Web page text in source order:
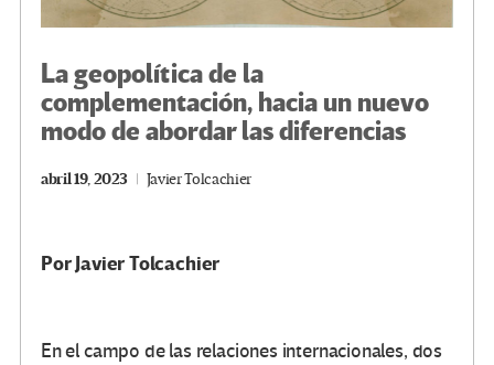
La geopolítica de la
complementación, hacia un nuevo
modo de abordar las diferencias
abril 19, 2023 Javier Tolcachier
Por Javier Tolcachier
En el campo de las relaciones internacionales, dos